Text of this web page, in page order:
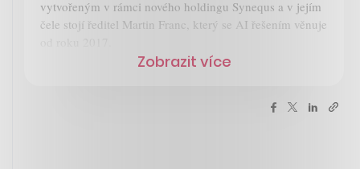
vytvořeným v rámci nového holdingu Synequs a v jejím
čele stojí ředitel Martin Franc, který se AI řešením věnuje
Zobrazit více